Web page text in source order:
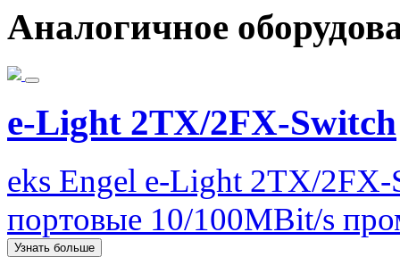
Аналогичное
e-Light 2TX/2FX-Switch
eks Engel e-Light 2TX/
портовые 10/100MBit/s
Узнать больше